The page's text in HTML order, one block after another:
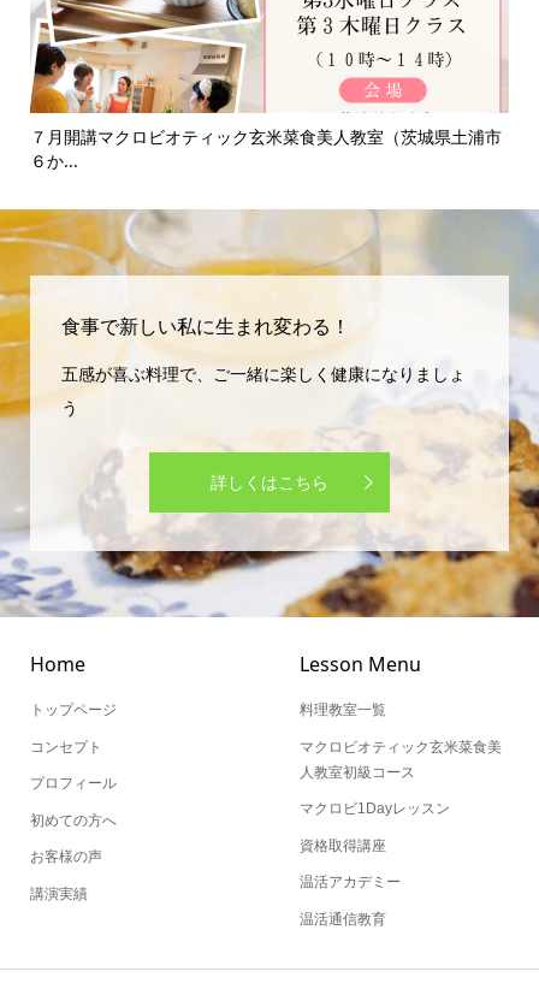
７月開講マクロビオティック玄米菜食美人教室（茨城県土浦市
６か...
食事で新しい私に生まれ変わる！
五感が喜ぶ料理で、ご一緒に楽しく健康になりましょ
う
詳しくはこちら
Home
トップページ
コンセプト
プロフィール
初めての方へ
お客様の声
講演実績
Lesson Menu
料理教室一覧
マクロビオティック玄米菜食美
人教室初級コース
マクロビ1Dayレッスン
資格取得講座
温活アカデミー
温活通信教育